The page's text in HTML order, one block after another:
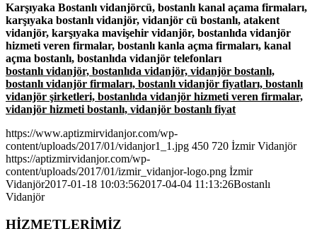
Karşıyaka Bostanlı vidanjörcü, bostanlı kanal açama firmaları,
karşıyaka bostanlı vidanjör, vidanjör cü bostanlı, atakent
vidanjör, karşıyaka mavişehir vidanjör, bostanlıda vidanjör
hizmeti veren firmalar, bostanlı kanla açma firmaları, kanal
açma bostanlı, bostanlıda vidanjör telefonları
bostanlı vidanjör, bostanlıda vidanjör, vidanjör bostanlı,
bostanlı vidanjör firmaları, bostanlı vidanjör fiyatları, bostanlı
vidanjör şirketleri, bostanlıda vidanjör hizmeti veren firmalar,
vidanjör hizmeti bostanlı, vidanjör bostanlı fiyat
https://www.aptizmirvidanjor.com/wp-
content/uploads/2017/01/vidanjor1_1.jpg 450 720 İzmir Vidanjör
https://aptizmirvidanjor.com/wp-
content/uploads/2017/01/izmir_vidanjor-logo.png İzmir
Vidanjör2017-01-18 10:03:562017-04-04 11:13:26Bostanlı
Vidanjör
HİZMETLERİMİZ